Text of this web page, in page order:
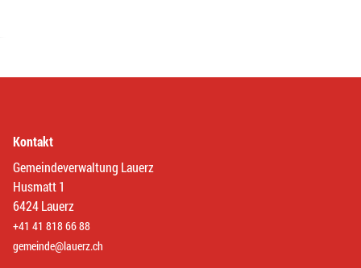
Kontakt
Gemeindeverwaltung Lauerz
Husmatt 1
6424 Lauerz
+41 41 818 66 88
gemeinde@lauerz.ch